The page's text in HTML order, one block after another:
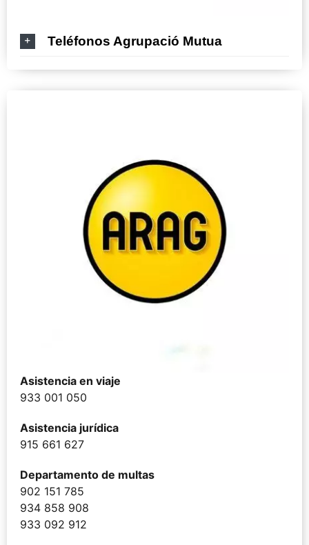
Teléfonos Agrupació Mutua
Asistencia en viaje
933 001 050
Asistencia jurídica
915 661 627
Departamento de multas
902 151 785
934 858 908
933 092 912